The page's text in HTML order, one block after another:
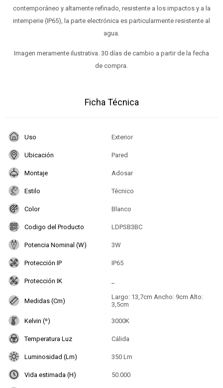
contemporáneo y altamente refinado, resistente a los impactos y a la
intemperie (IP65), la parte electrónica es particularmente resistente al
agua.
Imagen meramente ilustrativa. 30 días de cambio a partir de la fecha
de compra.
Ficha Técnica
Uso Exterior
Ubicación Pared
Montaje Adosar
Estilo Técnico
Color Blanco
Codigo del Producto LDPSB3BC
Potencia Nominal (W) 3W
Protección IP IP65
Protección IK
Medidas (Cm)
Largo: 13,7cm Ancho: 9cm Alto:
3,5cm
Kelvin (º) 3000K
Temperatura Luz Cálida
Luminosidad (Lm) 350 Lm
Vida estimada (H) 50.000